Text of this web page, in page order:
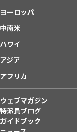
ヨーロッパ
中南米
ハワイ
アジア
アフリカ
ウェブマガジン
特派員ブログ
ガイドブック